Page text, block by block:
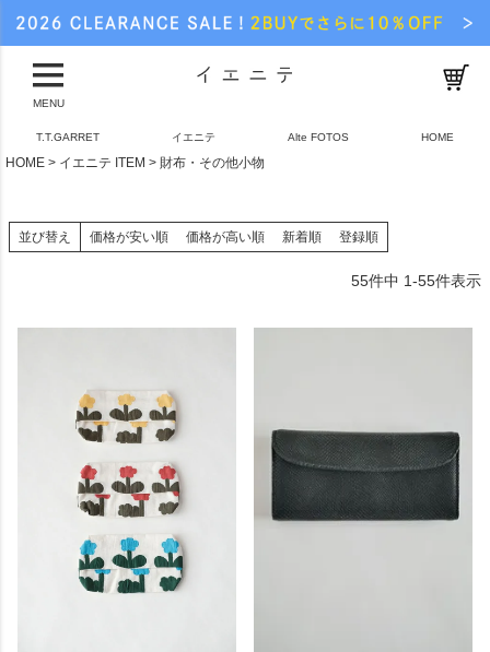
MENU
T.T.GARRET イエニテ Alte FOTOS HOME
HOME イエニテ ITEM 財布・その他小物
並び替え 価格が安い順 価格が高い順 新着順 登録順
55件中 1-55件表示